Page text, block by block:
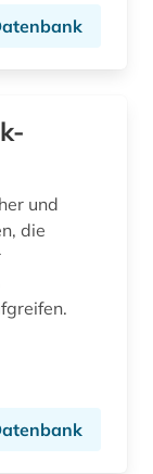
und
die